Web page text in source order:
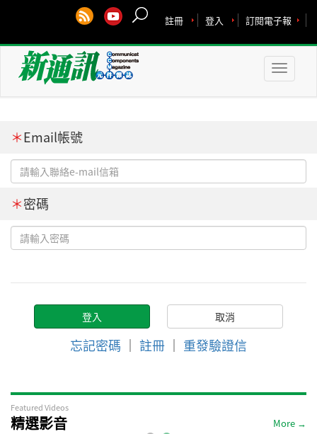
訂閱電子報
登入
註冊
Toggle
＊Email帳號
＊密碼
忘記密碼 ｜ 註冊 ｜ 重發驗證信
Featured Videos
精選影音 More →